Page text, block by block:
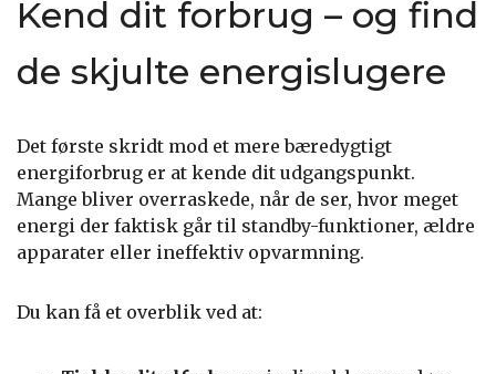
Kend dit forbrug – og find
de skjulte energislugere
Det første skridt mod et mere bæredygtigt
energiforbrug er at kende dit udgangspunkt.
Mange bliver overraskede, når de ser, hvor meget
energi der faktisk går til standby-funktioner, ældre
apparater eller ineffektiv opvarmning.
Du kan få et overblik ved at: